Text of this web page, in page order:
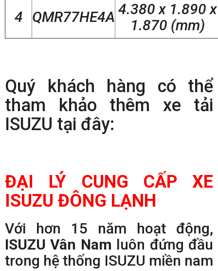
4 QMR77HE4A 4.380 x 1.890 x
1.870 (mm)
Quý khách hàng có thể
tham khảo thêm xe tải
ISUZU tại đây:
ĐẠI LÝ CUNG CẤP XE
ISUZU ĐÔNG LẠNH
Với hơn 15 năm hoạt động,
ISUZU Vân Nam luôn đứng đầu
trong hệ thống ISUZU miền nam